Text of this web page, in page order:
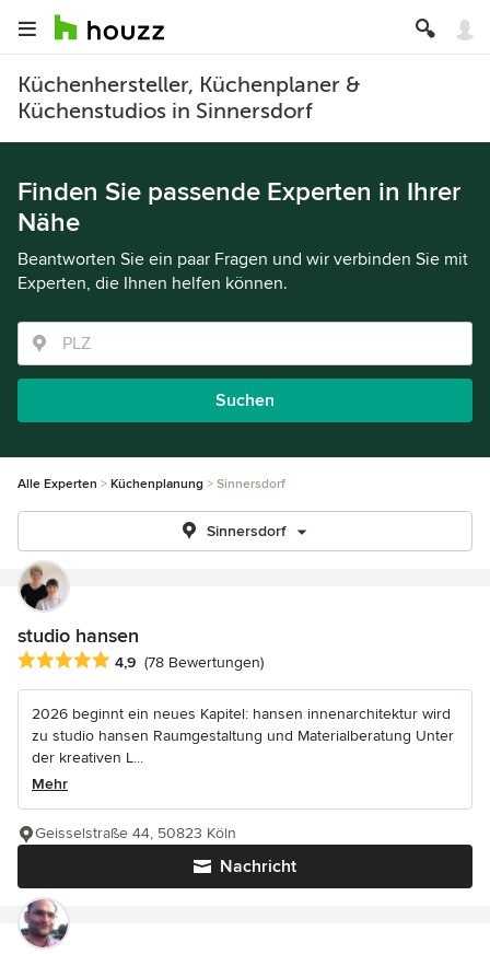
Küchenhersteller, Küchenplaner &
Küchenstudios in Sinnersdorf
Finden Sie passende Experten in Ihrer
Nähe
Beantworten Sie ein paar Fragen und wir verbinden Sie mit
Experten, die Ihnen helfen können.
Suchen
Alle Experten Küchenplanung Sinnersdorf
Sinnersdorf
studio hansen
Durchschnittliche Bewertung: 4.9 von 5 Sternen
4,9 (78 Bewertungen)
2026 beginnt ein neues Kapitel: hansen innenarchitektur wird
zu studio hansen Raumgestaltung und Materialberatung Unter
der kreativen L...
Mehr
Nachricht
Geisselstraße 44, 50823 Köln